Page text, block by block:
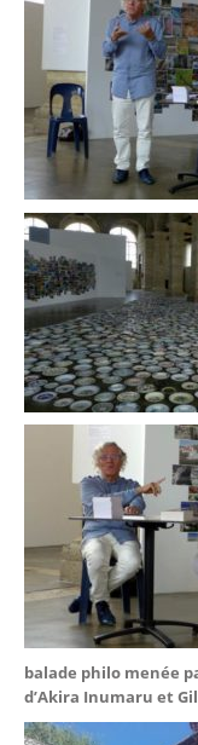
balade philo menée
d’Akira Inumaru et